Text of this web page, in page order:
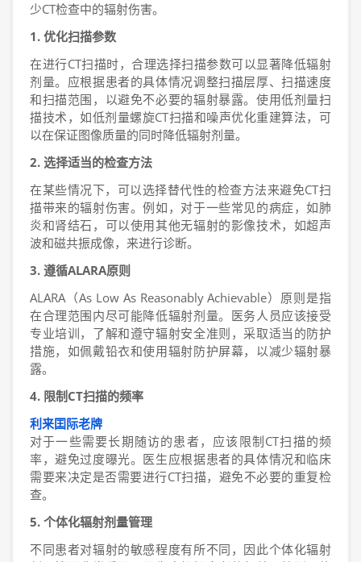
少CT检查中的辐射伤害。
1. 优化扫描参数
在进行CT扫描时，合理选择扫描参数可以显著降低辐射
剂量。应根据患者的具体情况调整扫描层厚、扫描速度
和扫描范围，以避免不必要的辐射暴露。使用低剂量扫
描技术，如低剂量螺旋CT扫描和噪声优化重建算法，可
以在保证图像质量的同时降低辐射剂量。
2. 选择适当的检查方法
在某些情况下，可以选择替代性的检查方法来避免CT扫
描带来的辐射伤害。例如，对于一些常见的病症，如肺
炎和肾结石，可以使用其他无辐射的影像技术，如超声
波和磁共振成像，来进行诊断。
3. 遵循ALARA原则
ALARA（As Low As Reasonably Achievable）原则是指
在合理范围内尽可能降低辐射剂量。医务人员应该接受
专业培训，了解和遵守辐射安全准则，采取适当的防护
措施，如佩戴铅衣和使用辐射防护屏幕，以减少辐射暴
露。
4. 限制CT扫描的频率
利来囯际老牌
对于一些需要长期随访的患者，应该限制CT扫描的频
率，避免过度曝光。医生应根据患者的具体情况和临床
需要来决定是否需要进行CT扫描，避免不必要的重复检
查。
5. 个体化辐射剂量管理
不同患者对辐射的敏感程度有所不同，因此个体化辐射